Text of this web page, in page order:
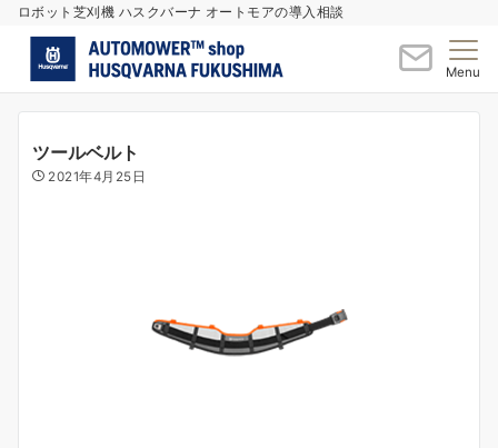
ロボット芝刈機 ハスクバーナ オートモアの導入相談
Menu
ツールベルト
2021年4月25日